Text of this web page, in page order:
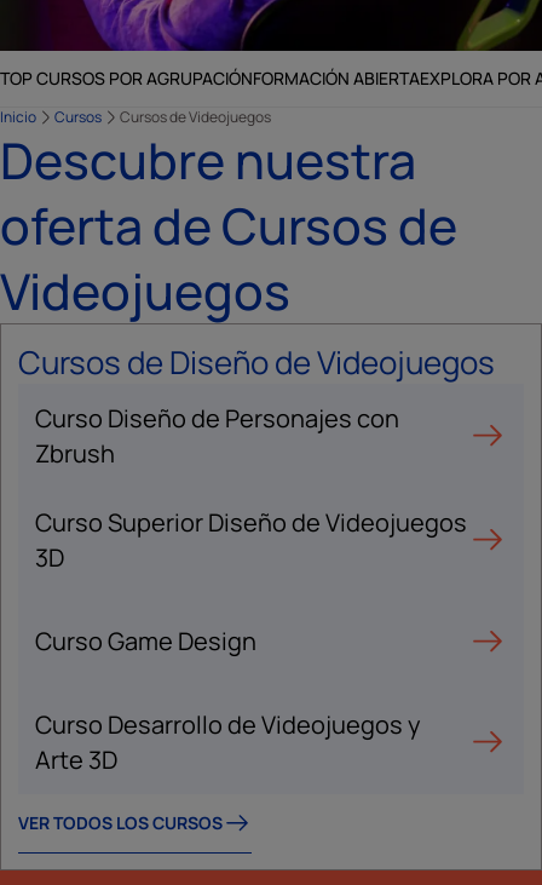
TOP CURSOS POR AGRUPACIÓNFORMACIÓN ABIERTAEXPLORA POR
Inicio Cursos Cursos de Videojuegos
Descubre nuestra
oferta de Cursos de
Videojuegos
Cursos de Diseño de Videojuegos
Curso Diseño de Personajes con
Zbrush
Curso Superior Diseño de Videojuegos
3D
Curso Game Design
Curso Desarrollo de Videojuegos y
Arte 3D
VER TODOS LOS CURSOS